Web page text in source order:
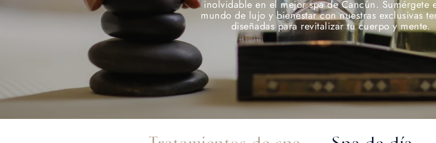
inolvidable en el mejor spa de Cancún. Sumérgete
mundo de lujo y bienestar con nuestras exclusivas
diseñadas para revitalizar tu cuerpo y mente.